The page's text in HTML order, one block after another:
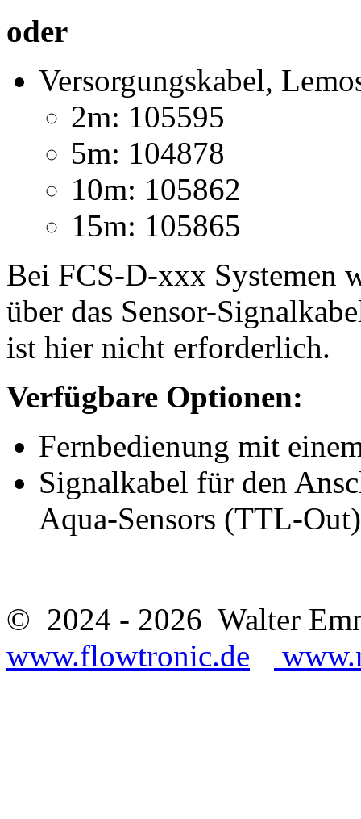
oder
Versorgungskabel,
2m: 105595
5m: 104878
10m: 105862
15m: 105865
Bei FCS-D-xxx Systemen
über das Sensor-
ist hier nicht erforderlich.
Verfügbare Optionen:
Fernbedienung mit
Signalkabel für den
Aqua-Sensors (TTL-
© 2024 - 2026 Walter
www.flowtronic.de